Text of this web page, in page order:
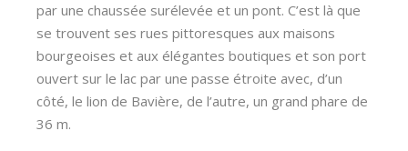
par une chaussée surélevée et un pont. C’est là que
se trouvent ses rues pittoresques aux maisons
bourgeoises et aux élégantes boutiques et son port
ouvert sur le lac par une passe étroite avec, d’un
côté, le lion de Bavière, de l’autre, un grand phare de
36 m.